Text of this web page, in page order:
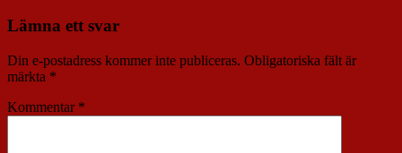
Lämna ett svar
Din e-postadress kommer inte publiceras. Obligatoriska fält är
märkta *
Kommentar *